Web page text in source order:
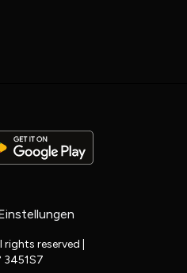
reserved |
3451S7